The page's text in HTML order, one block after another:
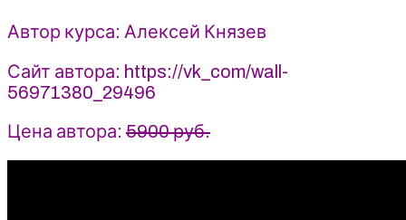
Алексей
Автор курса: Алексей Князев
Сайт автора: https://vk_com/wall-
56971380_29496
Цена автора: 5900 руб.